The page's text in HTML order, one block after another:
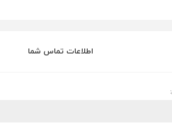
اطلاعات تماس شما